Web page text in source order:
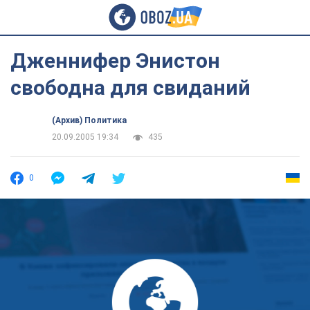
Дженнифер Энистон
свободна для свиданий
(Архив) Политика
20.09.2005 19:34
435
0